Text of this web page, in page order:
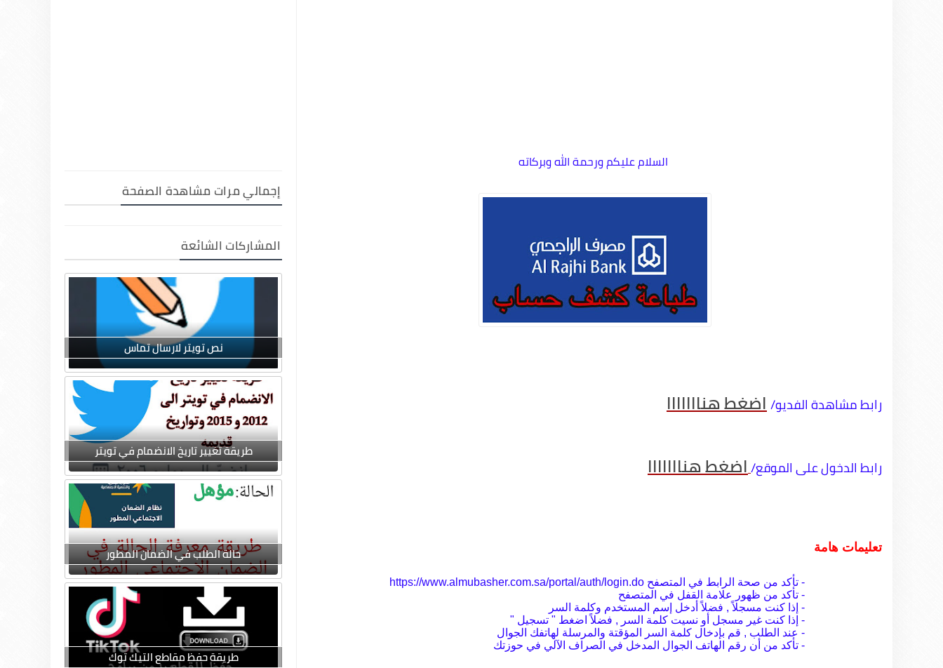
السلام عليكم ورحمة الله وبركاته
رابط مشاهدة الفديو/اضغط هنااااااا
رابط الدخول على الموقع/اضغط هنااااااا
تعليمات هامة
- تأكد من صحة الرابط في المتصفح https://www.almubasher.com.sa/portal/auth/login.do
- تأكد من ظهور علامة القفل في المتصفح
- إذا كنت مسجلاً , فضلاً أدخل إسم المستخدم وكلمة السر
- إذا كنت غير مسجل أو نسيت كلمة السر , فضلاً اضغط " تسجيل "
- عند الطلب , قم بإدخال كلمة السر المؤقتة والمرسلة لهاتفك الجوال
- تأكد من أن رقم الهاتف الجوال المدخل في الصراف الآلي في حوزتك
إجمالي مرات مشاهدة الصفحة
المشاركات الشائعة
نص تويتر لارسال تماس
طريقة تغيير تاريخ الانضمام في تويتر
حالة الطلب في الضمان المطور
طريقة حفظ مقاطع التيك توك